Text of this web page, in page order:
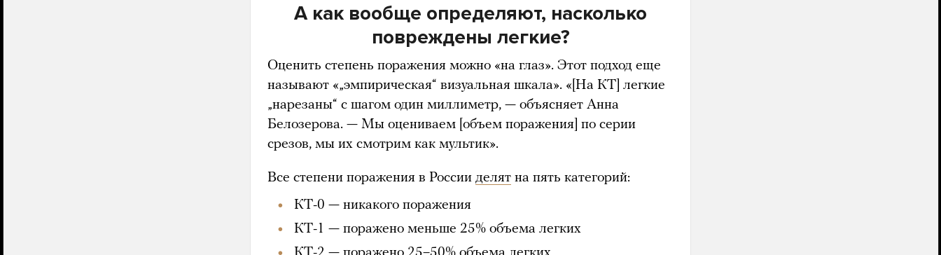
А как вообще определяют, насколько
повреждены легкие?
Оценить степень поражения можно «на глаз». Этот подход еще
называют «„эмпирическая“ визуальная шкала». «[На КТ] легкие
„нарезаны“ с шагом один миллиметр, — объясняет Анна
Белозерова. — Мы оцениваем [объем поражения] по серии
срезов, мы их смотрим как мультик».
Все степени поражения в России делят на пять категорий:
КТ-0 — никакого поражения
КТ-1 — поражено меньше 25% объема легких